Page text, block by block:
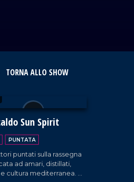
TORNA ALLO SHOW
Sun Spirit
PUNTATA
puntati sulla rassegna
ad amari, distillati,
cultura mediterranea. A